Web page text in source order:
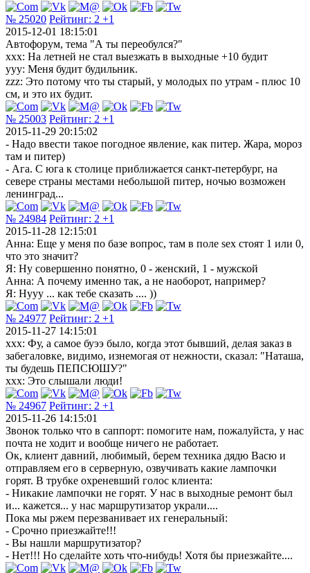
№ 25020 Рейтинг: 2 +1
2015-12-01 18:15:01
Автофорум, тема "А ты переобулся?"
xxx: На летней не стал выезжать в выходные +10 будит
yyy: Меня будит будильник.
zzz: Это потому что ты старый, у молодых по утрам - плюс 10
см, и это их будит.
№ 25003 Рейтинг: 2 +1
2015-11-29 20:15:02
- Надо ввести такое погодное явление, как питер. Жара, мороз
там и питер)
- Ага. С юга к столице приближается санкт-петербург, на
севере страны местами небольшой питер, ночью возможен
ленинград...
№ 24984 Рейтинг: 2 +1
2015-11-28 12:15:01
Анна: Еще у меня по базе вопрос, там в поле sex стоят 1 или 0,
что это значит?
Я: Ну совершенно понятно, 0 - женский, 1 - мужской
Анна: А почему именно так, а не наоборот, например?
Я: Нууу ... как тебе сказать .... ))
№ 24977 Рейтинг: 2 +1
2015-11-27 14:15:01
xxx: Фу, а самое буээ было, когда этот бывший, делая заказ в
забегаловке, видимо, изнемогая от нежности, сказал: "Наташа,
ты будешь ПЕПСЮШУ?"
xxx: Это слышали люди!
№ 24967 Рейтинг: 2 +1
2015-11-26 14:15:01
Звонок только что в саппорт: помогите нам, пожалуйста, у нас
почта не ходит и вообще ничего не работает.
Ок, клиент давний, любимый, берем техника дядю Васю и
отправляем его в серверную, озвучивать какие лампочки
горят. В трубке охреневший голос клиента:
- Никакие лампочки не горят. У нас в выходные ремонт был
и... кажется... у нас маршрутизатор украли....
Пока мы ржем перезванивает их генеральный:
- Срочно приезжайте!!!
- Вы нашли маршрутизатор?
- Нет!!! Но сделайте хоть что-нибудь! Хотя бы приезжайте....